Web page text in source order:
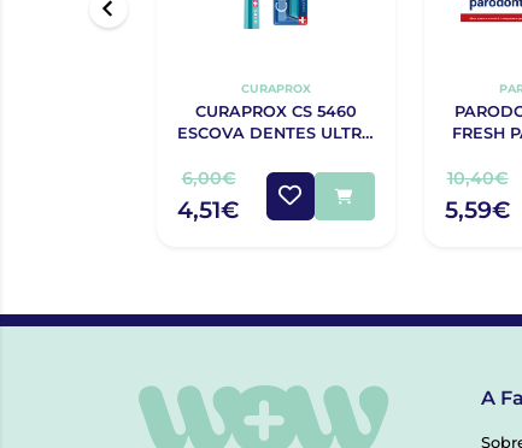
CURAPROX
CURAPROX CS 5460
ESCOVA DENTES ULTRA
6,00€
4,51€
FRESH
10,40€
5,59€
A